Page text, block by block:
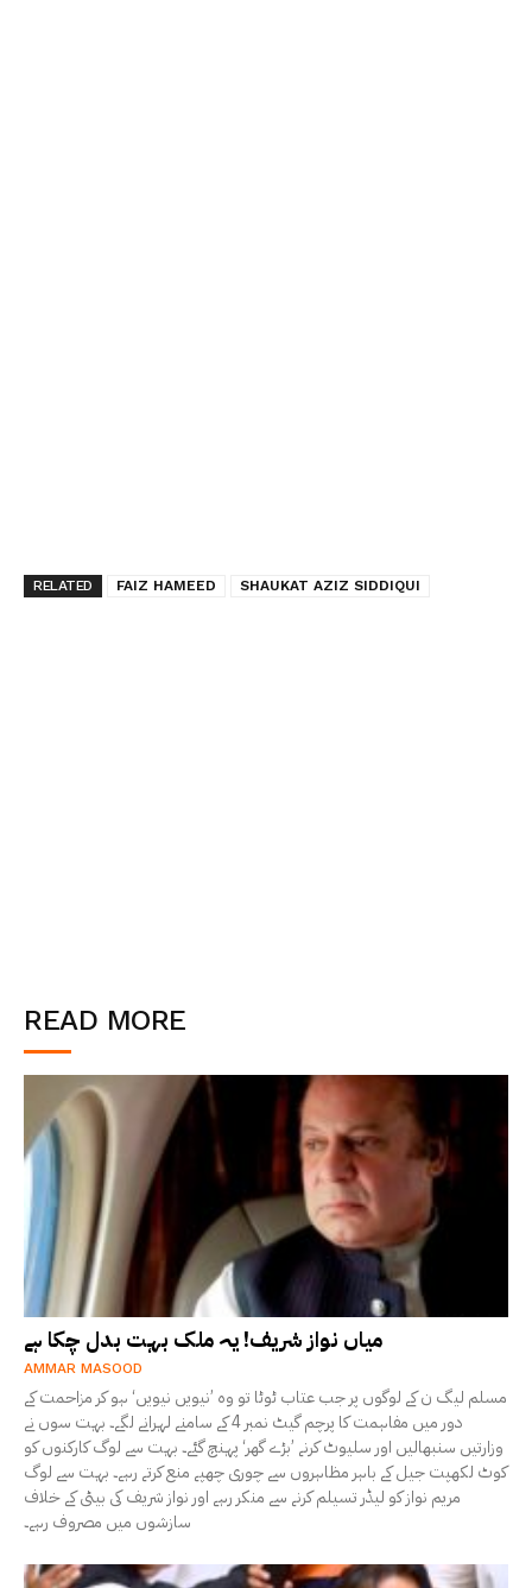
RELATED FAIZ HAMEED SHAUKAT AZIZ SIDDIQUI
READ MORE
میاں نواز شریف! یہ ملک بہت بدل چکا ہے
AMMAR MASOOD
مسلم لیگ ن کے لوگوں پر جب عتاب ٹوٹا تو وہ ’نیویں نیویں‘ ہو کر مزاحمت کے
دور میں مفاہمت کا پرچم گیٹ نمبر 4 کے سامنے لہرانے لگے۔ بہت سوں نے
وزارتیں سنبھالیں اور سلیوٹ کرنے ’بڑے گھر‘ پہنچ گئے۔ بہت سے لوگ کارکنوں کو
کوٹ لکھپت جیل کے باہر مظاہروں سے چوری چھپے منع کرتے رہے۔ بہت سے لوگ
مریم نواز کو لیڈر تسیلم کرنے سے منکر رہے اور نواز شریف کی بیٹی کے خلاف
سازشوں میں مصروف رہے۔